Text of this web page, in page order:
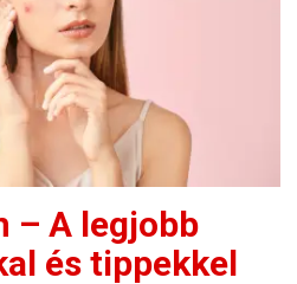
– A legjobb
és tippekkel